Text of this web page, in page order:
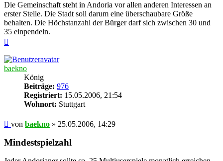
Die Gemeinschaft steht in Andoria vor allen anderen Interessen an
erster Stelle. Die Stadt soll darum eine überschaubare Größe
behalten. Die Höchstanzahl der Bürger darf sich zwischen 30 und
35 einpendeln.
baekno
König
Beiträge: 976
Registriert: 15.05.2006, 21:54
Wohnort: Stuttgart
Beitrag
von baekno » 25.05.2006, 14:29
Mindestspielzahl